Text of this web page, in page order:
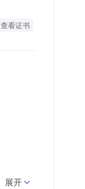
查看证书
展开